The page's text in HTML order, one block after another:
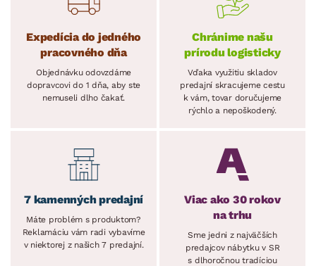
Expedícia do jedného
pracovného dňa
Objednávku odovzdáme
dopravcovi do 1 dňa, aby ste
nemuseli dlho čakať.
Chránime našu
prírodu logisticky
Vďaka využitiu skladov
predajní skracujeme cestu
k vám, tovar doručujeme
rýchlo a nepoškodený.
7 kamenných predajní
Máte problém s produktom?
Reklamáciu vám radi vybavíme
v niektorej z našich 7 predajní.
Viac ako 30 rokov
na trhu
Sme jedni z najväčších
predajcov nábytku v SR
s dlhoročnou tradíciou